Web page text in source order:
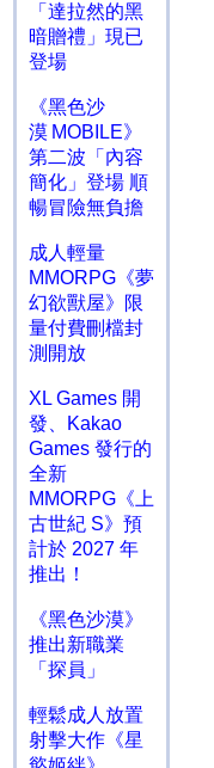
「達拉然的黑
暗贈禮」現已
登場
《黑色沙
漠 MOBILE》
第二波「內容
簡化」登場 順
暢冒險無負擔
成人輕量
MMORPG《夢
幻欲獸屋》限
量付費刪檔封
測開放
XL Games 開
發、Kakao
Games 發行的
全新
MMORPG《上
古世紀 S》預
計於 2027 年
推出！
《黑色沙漠》
推出新職業
「探員」
輕鬆成人放置
射擊大作《星